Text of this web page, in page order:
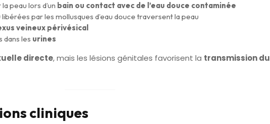
peau lors d’un bain ou contact avec de l’eau douce contaminée
libérées par les mollusques d’eau douce traversent la peau
veineux périvésical
dans les urines
directe, mais les lésions génitales favorisent la transmission du
cliniques